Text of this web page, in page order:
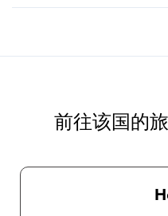
风险取决于特定
TravelVax从业人
供有关一般保护
前往该国的